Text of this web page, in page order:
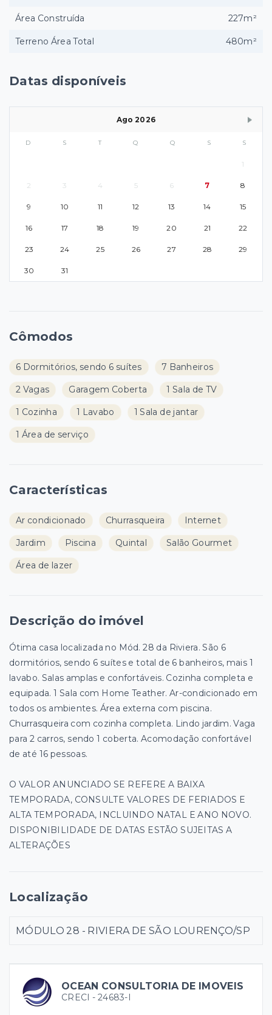
OCEAN CONSULTORIA DE IMOVEIS
CRECI - 24683-I
Datas disponíveis
Ago 2026
D S T Q Q S S
1
2 3 4 5 6 7 8
9 10 11 12 13 14 15
16 17 18 19 20 21 22
23 24 25 26 27 28 29
30 31
Cômodos
6 Dormitórios, sendo 6 suítes 7 Banheiros
2 Vagas Garagem Coberta 1 Sala de TV
1 Cozinha 1 Lavabo 1 Sala de jantar
1 Área de serviço
Características
Ar condicionado Churrasqueira Internet
Jardim Piscina Quintal Salão Gourmet
Área de lazer
Descrição do imóvel
Ótima casa localizada no Mód. 28 da Riviera. São 6
dormitórios, sendo 6 suítes e total de 6 banheiros, mais 1
lavabo. Salas amplas e confortáveis. Cozinha completa e
equipada. 1 Sala com Home Teather. Ar-condicionado em
todos os ambientes. Área externa com piscina.
Churrasqueira com cozinha completa. Lindo jardim. Vaga
para 2 carros, sendo 1 coberta. Acomodação confortável
de até 16 pessoas.
O VALOR ANUNCIADO SE REFERE A BAIXA
TEMPORADA, CONSULTE VALORES DE FERIADOS E
ALTA TEMPORADA, INCLUINDO NATAL E ANO NOVO.
DISPONIBILIDADE DE DATAS ESTÃO SUJEITAS A
ALTERAÇÕES
Localização
MÓDULO 28 - RIVIERA DE SÃO LOURENÇO/SP
Área Construída 227m²
Terreno Área Total 480m²